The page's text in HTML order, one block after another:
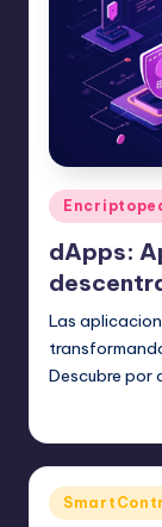
Publicado
en
dApps:
Las
Descubre por
Publicado